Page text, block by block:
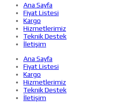
Ana Sayfa
Fiyat Listesi
Kargo
Hizmetlerimiz
Teknik Destek
İletişim
Ana Sayfa
Fiyat Listesi
Kargo
Hizmetlerimiz
Teknik Destek
İletişim